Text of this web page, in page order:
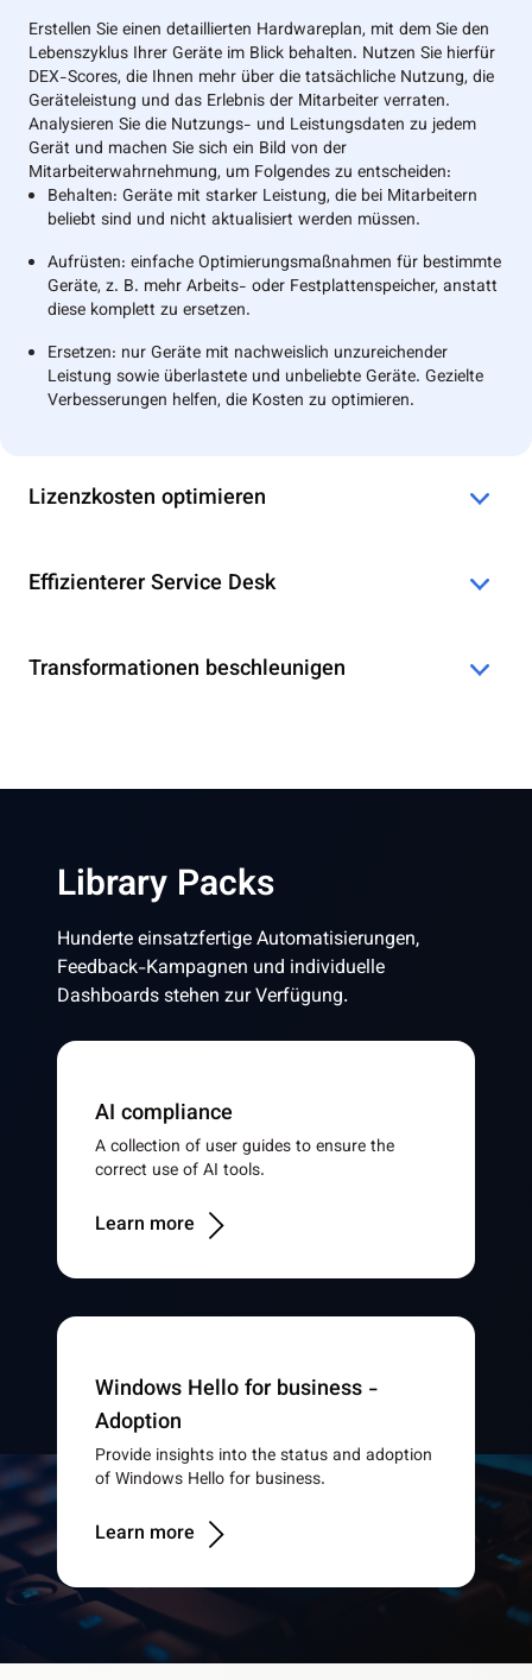
Erstellen Sie einen detaillierten Hardwareplan, mit dem Sie den
Lebenszyklus Ihrer Geräte im Blick behalten. Nutzen Sie hierfür
DEX-Scores, die Ihnen mehr über die tatsächliche Nutzung, die
Geräteleistung und das Erlebnis der Mitarbeiter verraten.
Analysieren Sie die Nutzungs- und Leistungsdaten zu jedem
Gerät und machen Sie sich ein Bild von der
Mitarbeiterwahrnehmung, um Folgendes zu entscheiden:
Behalten: Geräte mit starker Leistung, die bei Mitarbeitern
beliebt sind und nicht aktualisiert werden müssen.
Aufrüsten: einfache Optimierungsmaßnahmen für bestimmte
Geräte, z. B. mehr Arbeits- oder Festplattenspeicher, anstatt
diese komplett zu ersetzen.
Ersetzen: nur Geräte mit nachweislich unzureichender
Leistung sowie überlastete und unbeliebte Geräte. Gezielte
Verbesserungen helfen, die Kosten zu optimieren.
Lizenzkosten optimieren
Effizienterer Service Desk
Transformationen beschleunigen
Library Packs
Hunderte einsatzfertige Automatisierungen,
Feedback-Kampagnen und individuelle
Dashboards stehen zur Verfügung.
AI compliance
A collection of user guides to ensure the
correct use of AI tools.
Learn more
Windows Hello for business -
Adoption
Provide insights into the status and adoption
of Windows Hello for business.
Learn more